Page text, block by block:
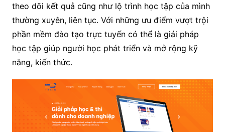
theo dõi kết quả cũng như lộ trình học tập của mình
thường xuyên, liên tục. Với những ưu điểm vượt trội
phần mềm đào tạo trực tuyến có thể là giải pháp
học tập giúp người học phát triển và mở rộng kỹ
năng, kiến thức.